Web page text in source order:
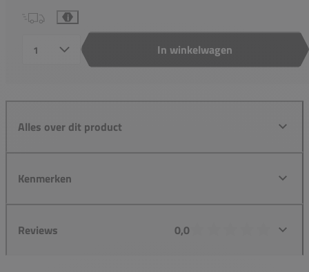
i
In winkelwagen
Alles over dit product
Kenmerken
Reviews 0,0